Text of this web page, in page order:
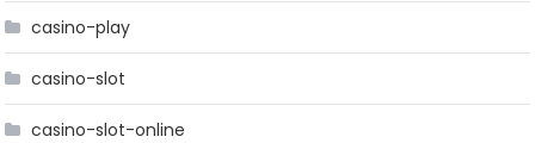
casino-play
casino-slot
casino-slot-online